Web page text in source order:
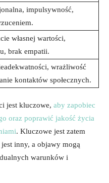
impulsywność,
własnej wartości,
brak empatii.
wrażliwość
kontaktów społecznych.
⁤jest​ kluczowe, aby zapobiec
oraz poprawić jakość życia
. Kluczowe jest zatem
inny, a objawy mogą
warunków ⁤i